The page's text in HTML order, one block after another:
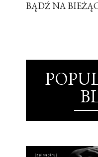
BĄDŹ NA